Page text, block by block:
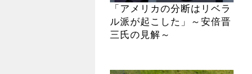
「アメリカの分断はリベラ
ル派が起こした」～安倍晋
三氏の見解～